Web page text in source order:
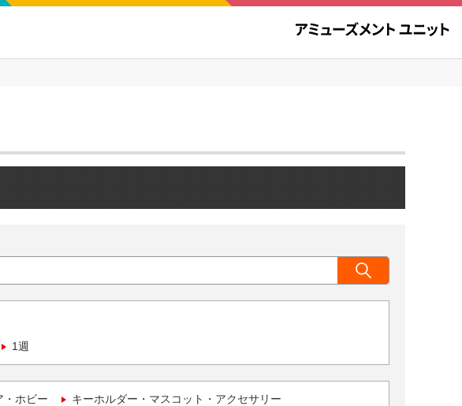
1週
・ホビー キーホルダー・マスコット・アクセサリー